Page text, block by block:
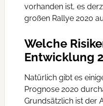
vorhanden ist, es
großen Rallye 2020
Welche
Entwicklung
Natürlich gibt es
Prognose 2020
Grundsätzlich ist der